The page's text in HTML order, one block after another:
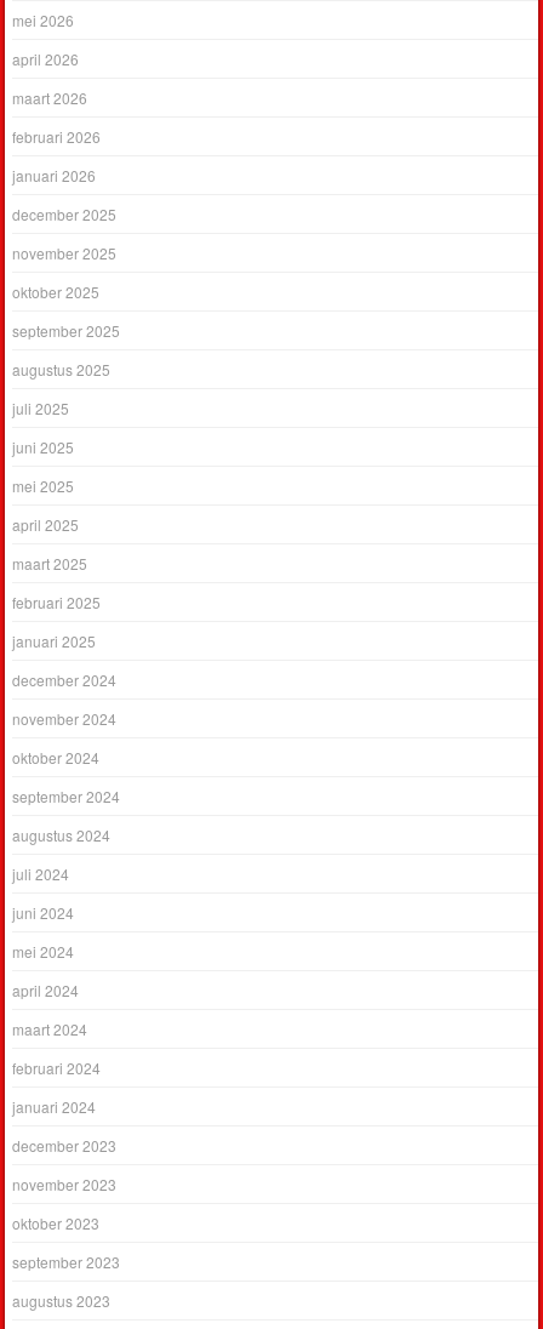
mei 2026
april 2026
maart 2026
februari 2026
januari 2026
december 2025
november 2025
oktober 2025
september 2025
augustus 2025
juli 2025
juni 2025
mei 2025
april 2025
maart 2025
februari 2025
januari 2025
december 2024
november 2024
oktober 2024
september 2024
augustus 2024
juli 2024
juni 2024
mei 2024
april 2024
maart 2024
februari 2024
januari 2024
december 2023
november 2023
oktober 2023
september 2023
augustus 2023